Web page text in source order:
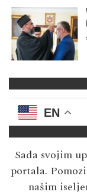
EN
Sada svojim
portala.
našim